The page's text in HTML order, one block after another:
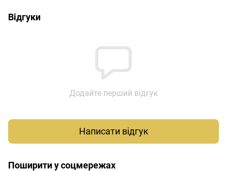
Відгуки
Додайте перший відгук
Написати відгук
Поширити у соцмережах